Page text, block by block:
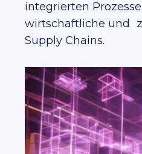
integrierten
wirtschaftliche und
Supply Chains.